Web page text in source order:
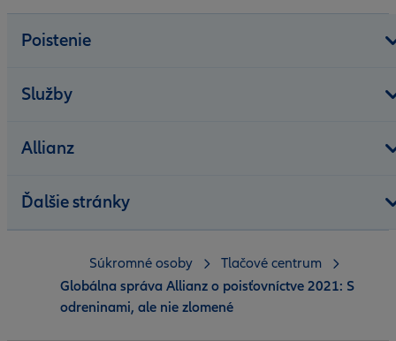
Poistenie
Služby
Allianz
Ďalšie stránky
Súkromné osoby
Tlačové centrum
Globálna správa Allianz o poisťovníctve 2021: S
odreninami, ale nie zlomené